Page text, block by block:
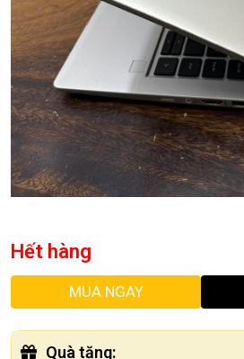
Hết hàng
MUA NGAY
Quà tặng: